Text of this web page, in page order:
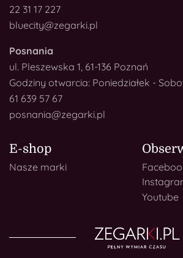
22 31 17 227
bluecity@zegarki.pl
Posnania
ul. Pleszewska 1, 61-136 Poznań
Godziny otwarcia: Poniedziałek -
61 639 57 67
posnania@zegarki.pl
E-shop
Nasze marki
Youtube